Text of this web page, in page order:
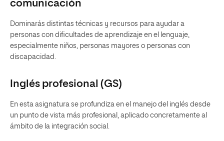
comunicación
Dominarás distintas técnicas y recursos para ayudar a
personas con dificultades de aprendizaje en el lenguaje,
especialmente niños, personas mayores o personas con
discapacidad.
Inglés profesional (GS)
En esta asignatura se profundiza en el manejo del inglés desde
un punto de vista más profesional, aplicado concretamente al
ámbito de la integración social.